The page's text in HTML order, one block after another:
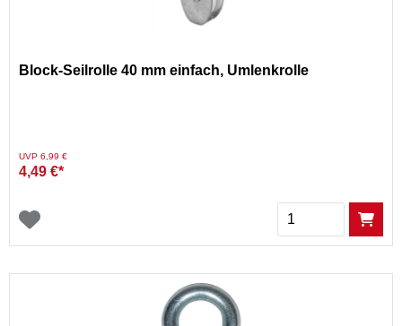
Block-Seilrolle 40 mm einfach, Umlenkrolle
Preis reduziert von
UVP 6,99 €auf
4,49 €*
Menge